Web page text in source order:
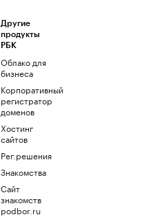
Другие
продукты
РБК
Облако для
бизнеса
Корпоративный
регистратор
доменов
Хостинг
сайтов
Рег.решения
Знакомства
Сайт
знакомств
podbor.ru